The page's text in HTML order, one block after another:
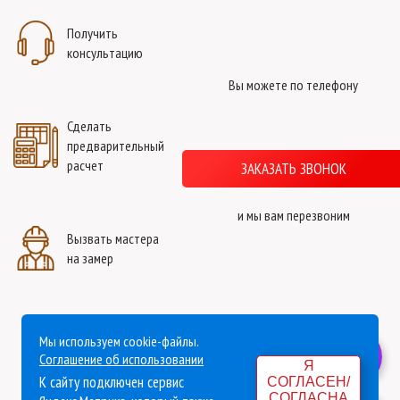
Мы используем cookie-файлы.
Соглашение об использовании
К сайту подключен сервис
Я
СОГЛАСЕН/
Парник из
поликарбоната
Декоративные
изделия
Декоративные
Декоративные
изделия
Декоративные
изделия
Парник из
поликарбоната
Навес из
поликарбоната
Навес из
поликарбоната
Получить
консультацию
Сделать
предварительный
расчет
Вызвать мастера
на замер
Вы можете по телефону
ЗАКАЗАТЬ ЗВОНОК
и мы вам перезвоним
Политика конфиденциальности
Согласие на обработку персональных данных